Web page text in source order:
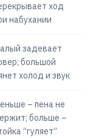
ход
набухании
задевает
большой
холод и звук
– пена не
больше –
“гуляет”